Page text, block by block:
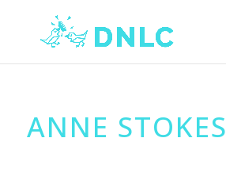
ANNE STOKES